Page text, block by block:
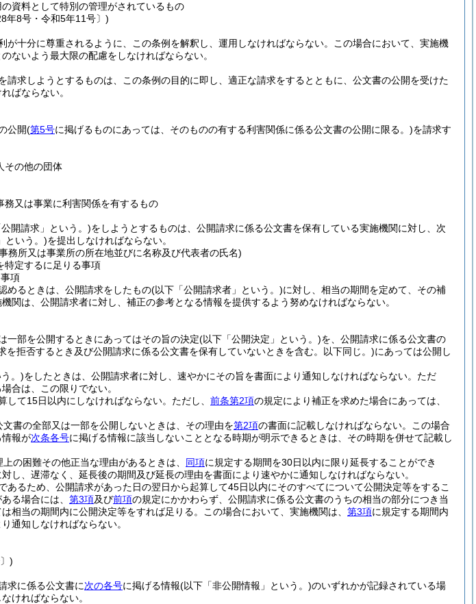
資料として特別の管理がされているもの
年8号・令和5年11号〕)
十分に尊重されるように、この条例を解釈し、運用しなければならない。
この場合において、実施機
ないよう最大限の配慮をしなければならない。
請求しようとするものは、この条例の目的に即し、適正な請求をするとともに、公文書の公開を受けた
ばならない。
公開(第5号に掲げるものにあっては、そのものの有する利害関係に係る公文書の公開に限る。)を請求す
その他の団体
又は事業に利害関係を有するもの
開請求」という。)をしようとするものは、公開請求に係る公文書を保有している実施機関に対し、次
という。)を提出しなければならない。
務所又は事業所の所在地並びに名称及び代表者の氏名)
特定するに足りる事項
項
めるときは、公開請求をしたもの(以下「公開請求者」という。)に対し、相当の期間を定めて、その補
関は、公開請求者に対し、補正の参考となる情報を提供するよう努めなければならない。
一部を公開するときにあってはその旨の決定(以下「公開決定」という。)を、公開請求に係る公文書の
を拒否するとき及び公開請求に係る公文書を保有していないときを含む。以下同じ。)にあっては公開し
。)をしたときは、公開請求者に対し、速やかにその旨を書面により通知しなければならない。 ただ
合は、この限りでない。
て15日以内にしなければならない。 ただし、 前条第2項の規定により補正を求めた場合にあっては、
書の全部又は一部を公開しないときは、その理由を第2項の書面に記載しなければならない。
この場合
報が次条各号に掲げる情報に該当しないこととなる時期が明示できるときは、その時期を併せて記載し
の困難その他正当な理由があるときは、 同項に規定する期間を30日以内に限り延長することができ
し、遅滞なく、延長後の期間及び延長の理由を書面により速やかに通知しなければならない。
るため、公開請求があった日の翌日から起算して45日以内にそのすべてについて公開決定等をするこ
る場合には、 第3項及び前項の規定にかかわらず、公開請求に係る公文書のうちの相当の部分につき当
相当の期間内に公開決定等をすれば足りる。
この場合において、実施機関は、 第3項に規定する期間内
通知しなければならない。
)
求に係る公文書に次の各号に掲げる情報(以下「非公開情報」という。)のいずれかが記録されている場
ければならない。